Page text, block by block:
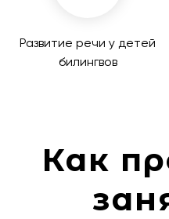
Развитие речи у детей
билингвов
Как